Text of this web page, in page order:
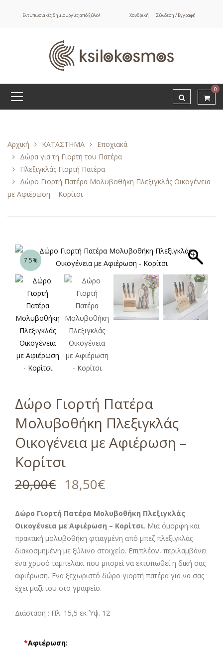
Εντυπωσιακές δημιουργίες από ξύλο! Χονδρική Σύνδεση / Εγγραφή
0
Αρχική ΚΑΤΑΣΤΗΜΑ
Εποχιακά
Δώρα για τη Γιορτή του Πατέρα
Πλεξιγκλάς Γιορτή Πατέρα
Δώρο Γιορτή Πατέρα Μολυβοθήκη Πλεξιγκλάς Οικογένεια
με Αφιέρωση – Κορίτσι
7.5%
Δώρο Γιορτή Πατέρα
Μολυβοθήκη Πλεξιγκλάς
Οικογένεια με Αφιέρωση –
Κορίτσι
20,00€ 18,50€
Δώρο Γιορτή Πατέρα Μολυβοθήκη Πλεξιγκλάς
Οικογένεια με Αφιέρωση – Κορίτσι. Μια όμορφη και
πρακτική μολυβοθήκη φτιαγμένη από μπεζ πλεξιγκλάς
διακοσμημένη με ξύλινο στοιχείο. Επιπλέον, περιλαμβάνει
ένα χρυσό ταμπελάκι που μπορεί να εκτυπωθεί η δική σας
αφιέρωση. Ένα ξεχωριστό δώρο γιορτή πατέρα για να σας
έχει μαζί του στο γραφείο.
Διάσταση : Πλ. 15,5 εκ Ύψ. 12
*Αφιέρωση: